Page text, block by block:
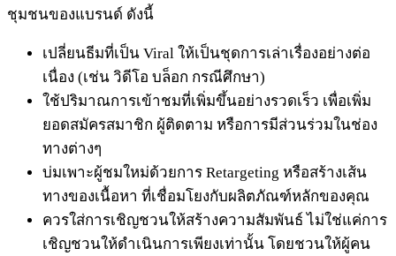
ชุมชนของแบรนด์ ดังนี้
เปลี่ยนธีมที่เป็น Viral ให้เป็นชุดการเล่าเรื่องอย่างต่อ
เนื่อง (เช่น วิดีโอ บล็อก กรณีศึกษา)
ใช้ปริมาณการเข้าชมที่เพิ่มขึ้นอย่างรวดเร็ว เพื่อเพิ่ม
ยอดสมัครสมาชิก ผู้ติดตาม หรือการมีส่วนร่วมในช่อง
ทางต่างๆ
บ่มเพาะผู้ชมใหม่ด้วยการ Retargeting หรือสร้างเส้น
ทางของเนื้อหา ที่เชื่อมโยงกับผลิตภัณฑ์หลักของคุณ
ควรใส่การเชิญชวนให้สร้างความสัมพันธ์ ไม่ใช่แค่การ
เชิญชวนให้ดำเนินการเพียงเท่านั้น โดยชวนให้ผู้คน